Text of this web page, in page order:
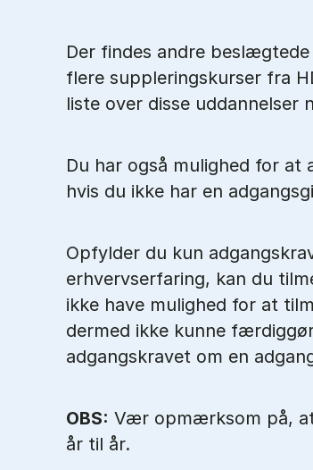
Der findes andre
flere suppleringskurser fra
liste over disse uddannelser
Du har også mulighed for at
hvis du ikke har en
Opfylder du kun
erhvervserfaring, kan du
ikke have mulighed for at
dermed ikke kunne
adgangskravet om en
OBS: Vær opmærksom på,
år til år.